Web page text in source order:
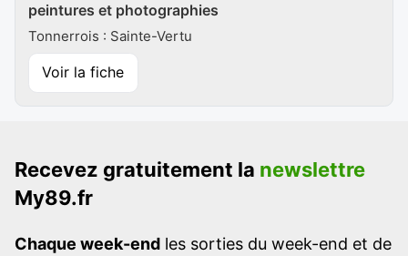
peintures et photographies
Tonnerrois : Sainte-Vertu
Voir la fiche
Recevez gratuitement la newslettre
My89.fr
Chaque week-end les sorties du week-end et de